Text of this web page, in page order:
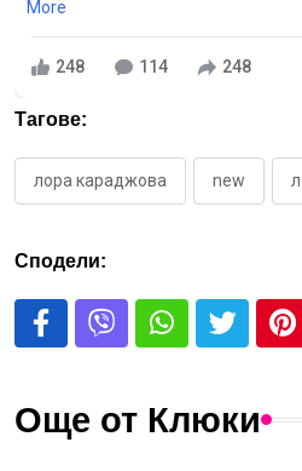
More
248 114 248
Тагове:
лора караджова new
Сподели:
Още от Клюки